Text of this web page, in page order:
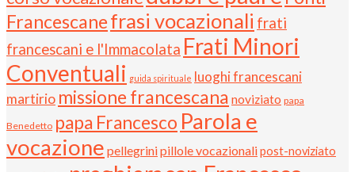
Francescanefrasi vocazionali frati
francescani e l'Immacolata Frati Minori
Conventuali guida spirituale luoghi francescani
martirio missione francescana noviziato papa
Benedetto papa Francesco Parola e
vocazione pellegrinipillole vocazionalipost-noviziato